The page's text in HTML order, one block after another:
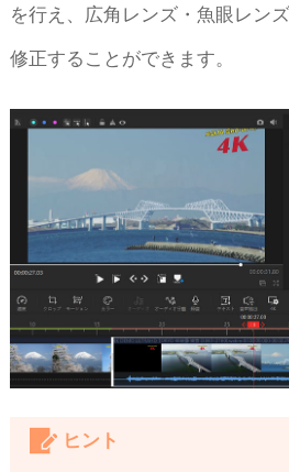
を行え、広角レンズ・魚眼レン
修正することができます。
ヒント